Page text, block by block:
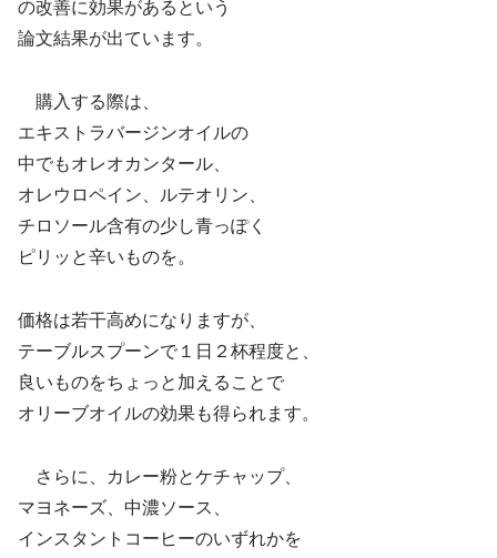
の改善に効果があるという
論文結果が出ています。
購入する際は、
エキストラバージンオイルの
中でもオレオカンタール、
オレウロペイン、ルテオリン、
チロソール含有の少し青っぽく
ピリッと辛いものを。
価格は若干高めになりますが、
テーブルスプーンで１日２杯程度と、
良いものをちょっと加えることで
オリーブオイルの効果も得られます。
さらに、カレー粉とケチャップ、
マヨネーズ、中濃ソース、
インスタントコーヒーのいずれかを